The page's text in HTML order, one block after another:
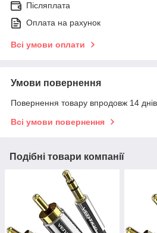
Післяплата
Оплата на рахунок
Всі умови оплати
Умови повернення
Повернення товару впродовж 14
Всі умови повернення
Подібні товари компанії